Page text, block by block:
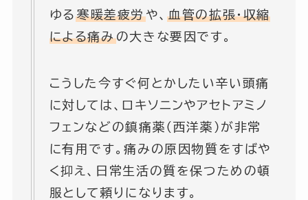
ゆる 寒暖差疲労や、血管の拡張・収縮
による痛みの大きな要因です。
こうした今すぐ何とかしたい辛い頭痛
に対しては、ロキソニンやアセトアミノ
フェンなどの鎮痛薬（西洋薬）が非常
に有用です。痛みの原因物質をすばや
く抑え、日常生活の質を保つための頓
服として頼りになります。